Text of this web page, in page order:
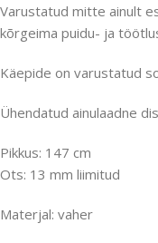
Varustatud mitte ainult
kõrgeima puidu- ja
Käepide on varustatud
Ühendatud ainulaadne
Pikkus: 147 cm
Ots: 13 mm liimitud
Materjal: vaher